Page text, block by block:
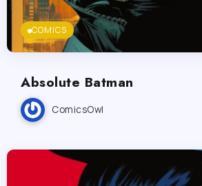
COMICS
Absolute Batman
ComicsOwl